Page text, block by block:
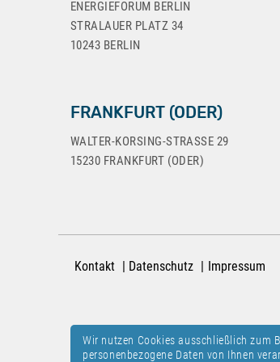
Wir nutzen Cookies ausschließlich zum
personenbezogene Daten von Ihnen
ENERGIEFORUM BERLIN
STRALAUER PLATZ 34
10243 BERLIN
FRANKFURT (ODER)
WALTER-KORSING-STRASSE 29
15230 FRANKFURT (ODER)
Kontakt Datenschutz Impressum